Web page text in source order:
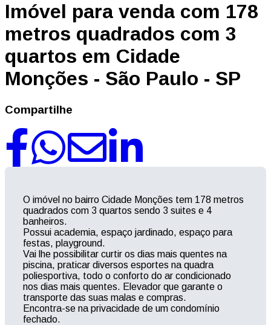
Imóvel para venda com 178
metros quadrados com 3
quartos em Cidade
Monções - São Paulo - SP
Compartilhe
O imóvel no bairro Cidade Monções tem 178 metros
quadrados com 3 quartos sendo 3 suites e 4
banheiros.
Possui academia, espaço jardinado, espaço para
festas, playground.
Vai lhe possibilitar curtir os dias mais quentes na
piscina, praticar diversos esportes na quadra
poliesportiva, todo o conforto do ar condicionado
nos dias mais quentes. Elevador que garante o
transporte das suas malas e compras.
Encontra-se na privacidade de um condomínio
fechado.